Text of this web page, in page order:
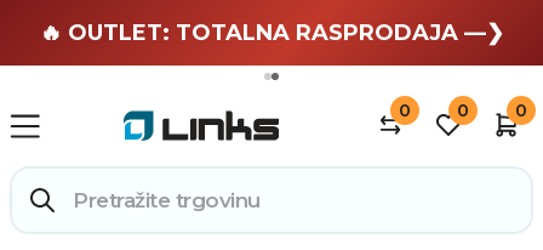
🏄 Zaslužuješ odmor —❯
🔥 OUTLET: TOTALNA RASPRODAJA —❯
0 0 0